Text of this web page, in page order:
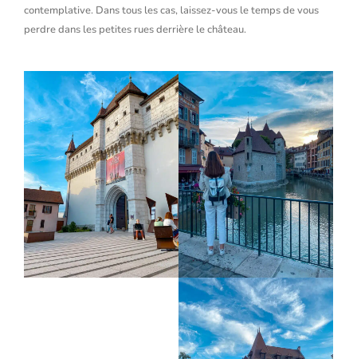
contemplative. Dans tous les cas, laissez-vous le temps de vous
perdre dans les petites rues derrière le château.